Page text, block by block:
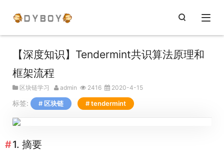
【深度知识】Tendermint共识算法原理和
框架流程
区块链学习 admin 2416 2020-4-15
标签: 区块链 tendermint
1. 摘要